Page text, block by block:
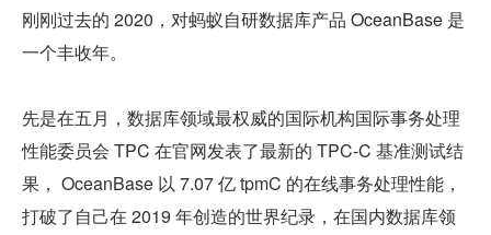
刚刚过去的 2020，对蚂蚁自研数据库产品 OceanBase 是
一个丰收年。
先是在五月，数据库领域最权威的国际机构国际事务处理
性能委员会 TPC 在官网发表了最新的 TPC-C 基准测试结
果， OceanBase 以 7.07 亿 tpmC 的在线事务处理性能，
打破了自己在 2019 年创造的世界纪录，在国内数据库领